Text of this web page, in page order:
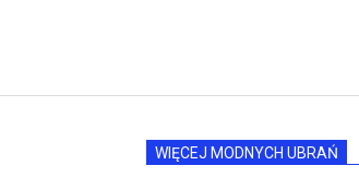
WIĘCEJ MODNYCH UBRAŃ